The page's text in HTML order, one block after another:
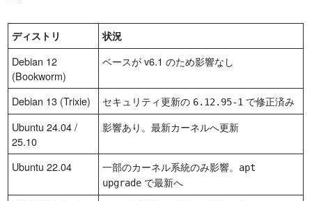
ディストリ 状況
Debian 12
(Bookworm)
ベースが v6.1 のため影響なし
Debian 13 (Trixie) セキュリティ更新の 6.12.95-1 で修正済み
Ubuntu 24.04 /
25.10
影響あり。最新カーネルへ更新
Ubuntu 22.04 一部のカーネル系統のみ影響。
apt
upgrade で最新へ